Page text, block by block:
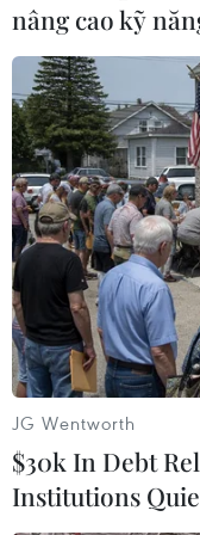
#Cơ quan tình báo
#Cảnh sát Ấn Độ
Theo dõi
nâng cao kỹ
JG Wentworth
$30k In Debt
Institutions